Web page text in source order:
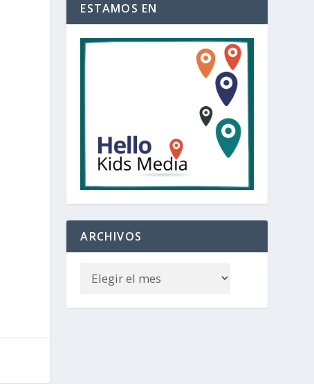
ESTAMOS EN
ARCHIVOS